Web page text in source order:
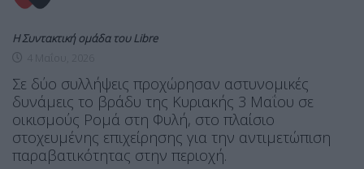
Η Συντακτική ομάδα του Libre
Σε δύο συλλήψεις προχώρησαν αστυνομικές
δυνάμεις το βράδυ της Κυριακής 3 Μαΐου σε
οικισμούς Ρομά στη Φυλή, στο πλαίσιο
στοχευμένης επιχείρησης για την αντιμετώπιση
παραβατικότητας στην περιοχή.